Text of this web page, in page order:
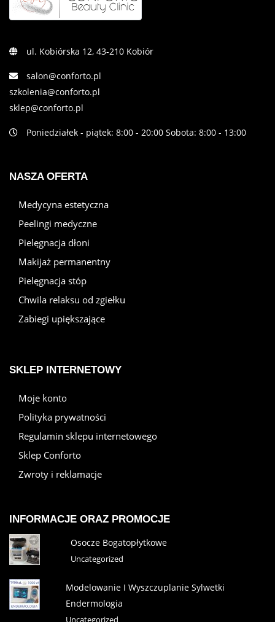
ul. Kobiórska 12, 43-210 Kobiór
salon@conforto.pl
szkolenia@conforto.pl
sklep@conforto.pl
Poniedziałek - piątek: 8:00 - 20:00 Sobota: 8:00 - 13:00
NASZA OFERTA
Medycyna estetyczna
Peelingi medyczne
Pielęgnacja dłoni
Makijaż permanentny
Pielęgnacja stóp
Chwila relaksu od zgiełku
Zabiegi upiększające
SKLEP INTERNETOWY
Moje konto
Polityka prywatności
Regulamin sklepu internetowego
Sklep Conforto
Zwroty i reklamacje
INFORMACJE ORAZ PROMOCJE
Osocze Bogatopłytkowe
Uncategorized
Modelowanie I Wyszczuplanie Sylwetki
Endermologia
Uncategorized